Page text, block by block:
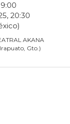
:00
, 20:30
AKANA
Gto.)